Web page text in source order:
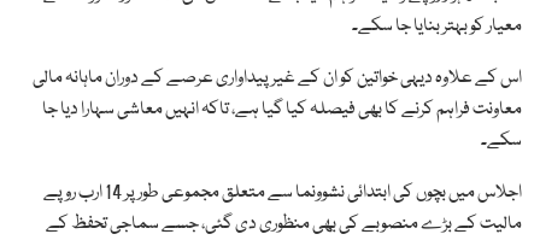
معیار کو بہتر بنایا جا سکے۔
اس کے علاوہ دیہی خواتین کو ان کے غیر پیداواری عرصے کے دوران ماہانہ مالی
معاونت فراہم کرنے کا بھی فیصلہ کیا گیا ہے، تاکہ انہیں معاشی سہارا دیا جا
سکے۔
اجلاس میں بچوں کی ابتدائی نشوونما سے متعلق مجموعی طور پر 14 ارب روپے
مالیت کے بڑے منصوبے کی بھی منظوری دی گئی، جسے سماجی تحفظ کے